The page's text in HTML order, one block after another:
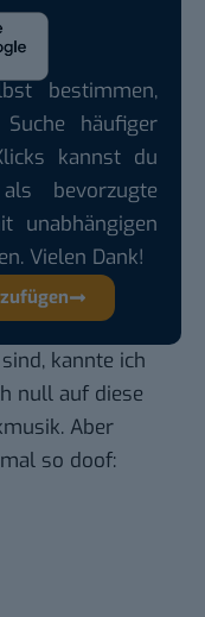
bestimmen,
häufiger
kannst du
bevorzugte
unabhängigen
Vielen Dank!
kannte ich
null auf diese
Aber
so doof: